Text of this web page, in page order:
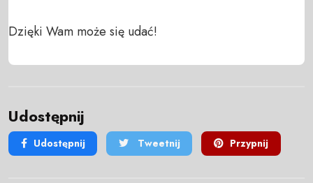
Dzięki Wam może się udać!
Udostępnij
Udostępnij Tweetnij Przypnij